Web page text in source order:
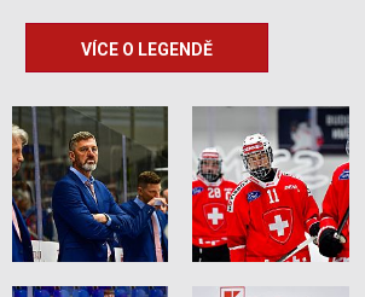
VÍCE O LEGENDĚ